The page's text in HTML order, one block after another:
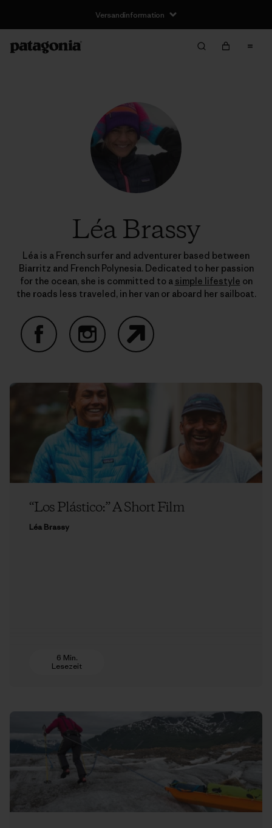
Versandinformation
Léa Brassy
Léa is a French surfer and adventurer based between
Biarritz and French Polynesia. Dedicated to her passion
for the ocean, she is committed to a simple lifestyle on
the roads less traveled, in her van or aboard her sailboat.
“Los Plástico:” A Short Film
Léa Brassy
6 Min.
Lesezeit